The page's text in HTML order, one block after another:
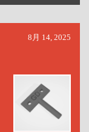
8月 14, 2025